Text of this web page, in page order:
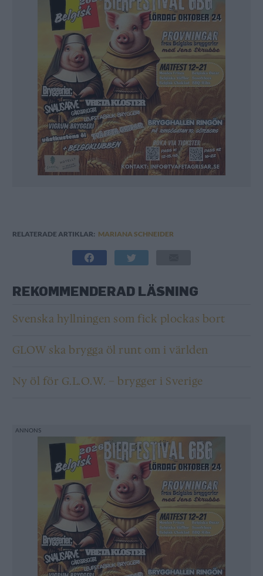
RELATERADE ARTIKLAR: MARIANA SCHNEIDER
REKOMMENDERAD LÄSNING
Svenska hyllningen som fick plockas bort
GLOW ska brygga öl runt om i världen
Ny öl för G.L.O.W. – brygger i Sverige